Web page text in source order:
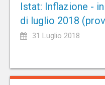
Istat: Inflazione -
di luglio 2018
31 Luglio 2018